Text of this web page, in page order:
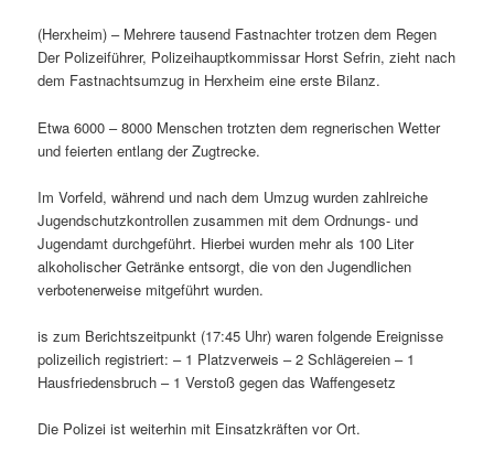
(Herxheim) – Mehrere tausend Fastnachter trotzen dem Regen
Der Polizeiführer, Polizeihauptkommissar Horst Sefrin, zieht nach
dem Fastnachtsumzug in Herxheim eine erste Bilanz.
Etwa 6000 – 8000 Menschen trotzten dem regnerischen Wetter
und feierten entlang der Zugtrecke.
Im Vorfeld, während und nach dem Umzug wurden zahlreiche
Jugendschutzkontrollen zusammen mit dem Ordnungs- und
Jugendamt durchgeführt. Hierbei wurden mehr als 100 Liter
alkoholischer Getränke entsorgt, die von den Jugendlichen
verbotenerweise mitgeführt wurden.
is zum Berichtszeitpunkt (17:45 Uhr) waren folgende Ereignisse
polizeilich registriert: – 1 Platzverweis – 2 Schlägereien – 1
Hausfriedensbruch – 1 Verstoß gegen das Waffengesetz
Die Polizei ist weiterhin mit Einsatzkräften vor Ort.